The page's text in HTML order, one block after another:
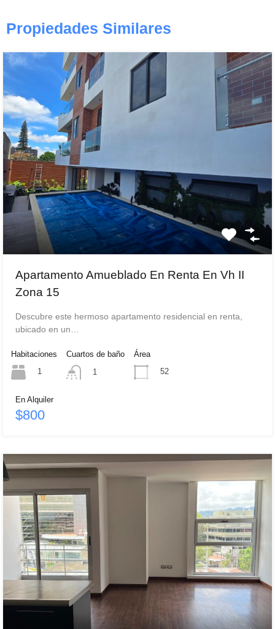
Propiedades Similares
Apartamento Amueblado En Renta En Vh II
Zona 15
Descubre este hermoso apartamento residencial en renta,
ubicado en un…
Habitaciones
1
Cuartos de baño
1
Área
52
En Alquiler
$800